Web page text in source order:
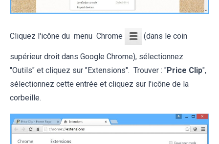
Cliquez l'icône du menu Chrome (dans le coin
supérieur droit dans Google Chrome), sélectionnez
"Outils" et cliquez sur "Extensions". Trouver : "Price Clip",
sélectionnez cette entrée et cliquez sur l'icône de la
corbeille.